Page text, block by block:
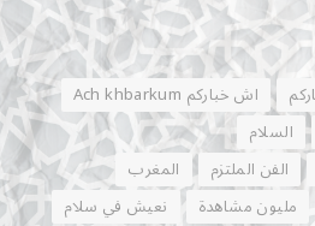
اش خباركم Ach khbarkum
السلام
الفن الملتزم
المغرب
مليون مشاهدة
نعيش في سلام